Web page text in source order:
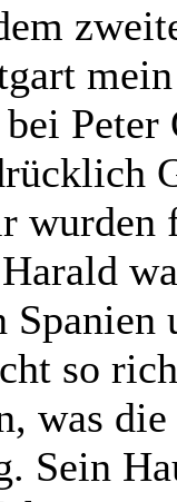
Peter
wurden
so
was
Sein